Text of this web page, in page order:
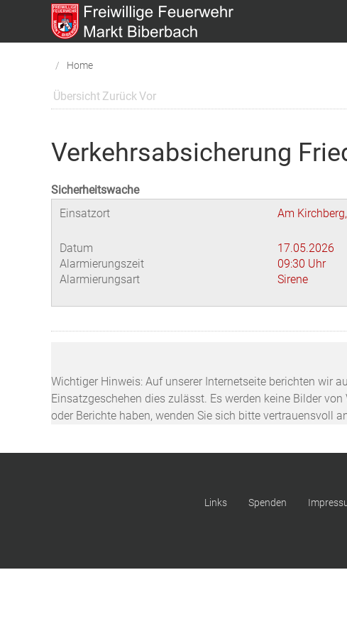
Home
Übersicht ZurückVor
Verkehrsabsicherung
Sicherheitswache
Einsatzort
Am
Datum
17.05.2026
Alarmierungszeit
09:30 Uhr
Alarmierungsart
Sirene
Wichtiger Hinweis: Auf unserer Internetseite berichten wir
Einsatzgeschehen dies zulässt. Es werden keine Bilder
oder Berichte haben, wenden Sie sich bitte vertrauensvoll
Links Spenden